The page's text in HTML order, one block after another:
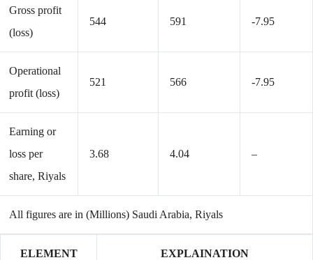
Gross profit
(loss)
544 591 -7.95
Operational
profit (loss)
521 566 -7.95
Earning or
loss per
share, Riyals
3.68 4.04 –
All figures are in (Millions) Saudi Arabia, Riyals
ELEMENT EXPLAINATION